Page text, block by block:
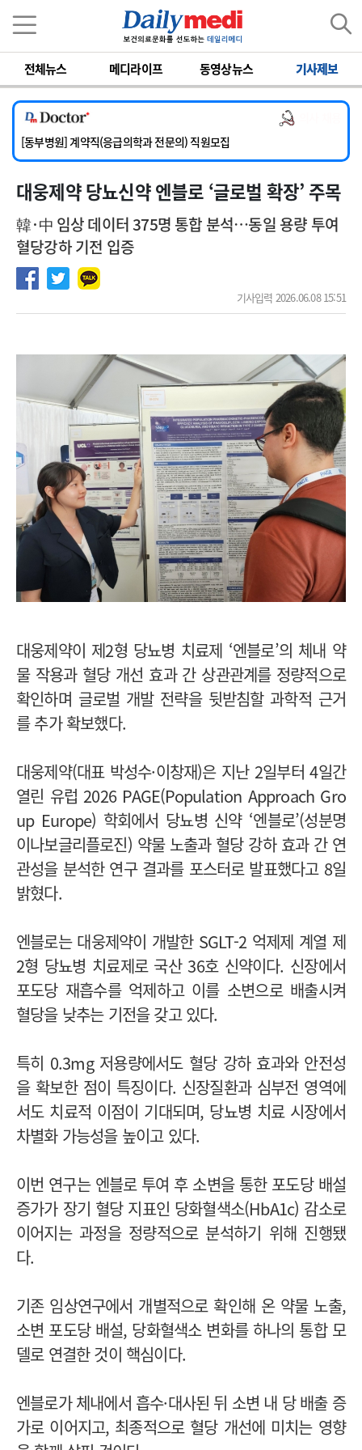
전체뉴스 메디라이프 동영상뉴스 기사제보
[서울아산병원] 2026년 하반기 인턴 모집
[영남대학교의료원] 마취통증의학과 임기제 임상의사 채용
[충남대학교병원] 소아청소년과(소아응급전담) 계약직 의사 공개채용
[동부병원] 계약직(응급의학과 전문의) 직원모집
[이대목동병원] 하반기 전공의(레지던트1년차) 모집
[서울아산병원] 2026년 하반기 인턴 모집
대웅제약 당뇨신약 엔블로 ‘글로벌 확장’ 주목
韓·中 임상 데이터 375명 통합 분석…동일 용량 투여
혈당강하 기전 입증
기사입력 2026.06.08 15:51
대웅제약이 제2형 당뇨병 치료제 ‘엔블로’의 체내 약
물 작용과 혈당 개선 효과 간 상관관계를 정량적으로
확인하며 글로벌 개발 전략을 뒷받침할 과학적 근거
를 추가 확보했다.
대웅제약(대표 박성수·이창재)은 지난 2일부터 4일간
열린 유럽 2026 PAGE(Population Approach Gro
up Europe) 학회에서 당뇨병 신약 ‘엔블로’(성분명
이나보글리플로진) 약물 노출과 혈당 강하 효과 간 연
관성을 분석한 연구 결과를 포스터로 발표했다고 8일
밝혔다.
엔블로는 대웅제약이 개발한 SGLT-2 억제제 계열 제
2형 당뇨병 치료제로 국산 36호 신약이다. 신장에서
포도당 재흡수를 억제하고 이를 소변으로 배출시켜
혈당을 낮추는 기전을 갖고 있다.
특히 0.3mg 저용량에서도 혈당 강하 효과와 안전성
을 확보한 점이 특징이다. 신장질환과 심부전 영역에
서도 치료적 이점이 기대되며, 당뇨병 치료 시장에서
차별화 가능성을 높이고 있다.
이번 연구는 엔블로 투여 후 소변을 통한 포도당 배설
증가가 장기 혈당 지표인 당화혈색소(HbA1c) 감소로
이어지는 과정을 정량적으로 분석하기 위해 진행됐
다.
기존 임상연구에서 개별적으로 확인해 온 약물 노출,
소변 포도당 배설, 당화혈색소 변화를 하나의 통합 모
델로 연결한 것이 핵심이다.
엔블로가 체내에서 흡수·대사된 뒤 소변 내 당 배출 증
가로 이어지고, 최종적으로 혈당 개선에 미치는 영향